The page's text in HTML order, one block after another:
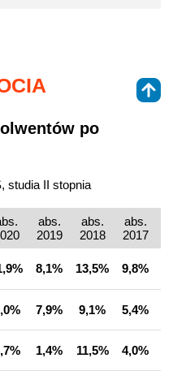
po
studia II stopnia
abs.
2019
abs.
2018
abs.
2017
8,1% 13,5% 9,8%
7,9% 9,1% 5,4%
1,4% 11,5% 4,0%